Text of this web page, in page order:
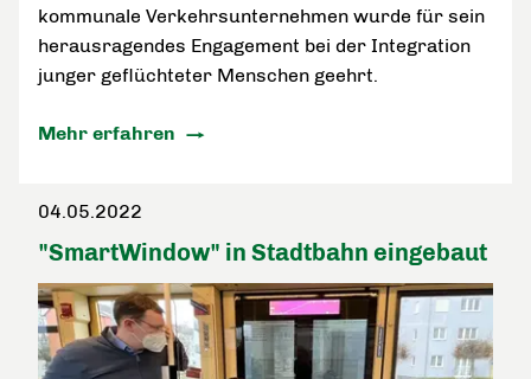
kommunale Verkehrsunternehmen wurde für sein
herausragendes Engagement bei der Integration
junger geflüchteter Menschen geehrt.
Mehr erfahren
04.05.2022
"SmartWindow" in Stadtbahn eingebaut